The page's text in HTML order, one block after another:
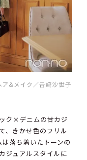
&メイク／𠮷﨑沙世子
ク×デニムの甘カジ
、きかせ色のフリル
落ち着いたトーンの
ジュアルスタイルに